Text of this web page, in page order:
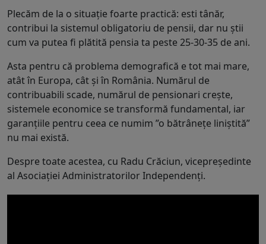
Plecăm de la o situație foarte practică: esti tânăr,
contribui la sistemul obligatoriu de pensii, dar nu știi
cum va putea fi plătită pensia ta peste 25-30-35 de ani.
Asta pentru că problema demografică e tot mai mare,
atât în Europa, cât și în România. Numărul de
contribuabili scade, numărul de pensionari crește,
sistemele economice se transformă fundamental, iar
garanțiile pentru ceea ce numim ”o bătrânețe liniștită”
nu mai există.
Despre toate acestea, cu Radu Crăciun, vicepreşedinte
al Asociației Administratorilor Independenți.